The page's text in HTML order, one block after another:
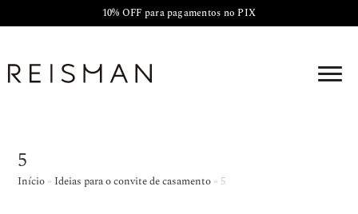
10% OFF para pagamentos no PIX
5
Início » Ideias para o convite de casamento » 5